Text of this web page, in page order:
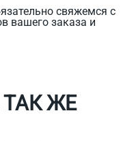
свяжемся с
вашего заказа и
ЖЕ